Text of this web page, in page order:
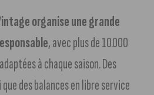
organise une grande
, avec plus de 10.000
à chaque saison. Des
des balances en libre service